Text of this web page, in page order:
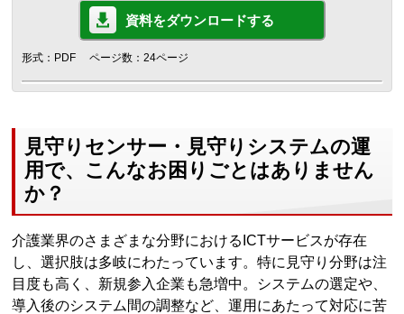
資料をダウンロードする
形式：PDF ページ数：24ページ
見守りセンサー・見守りシステムの運
用で、こんなお困りごとはありません
か？
介護業界のさまざまな分野におけるICTサービスが存在
し、選択肢は多岐にわたっています。特に見守り分野は注
目度も高く、新規参入企業も急増中。システムの選定や、
導入後のシステム間の調整など、運用にあたって対応に苦